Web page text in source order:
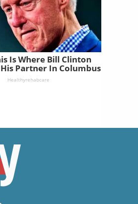
Is Where Bill Clinton
Partner In Columbus
Healthyrehabcare